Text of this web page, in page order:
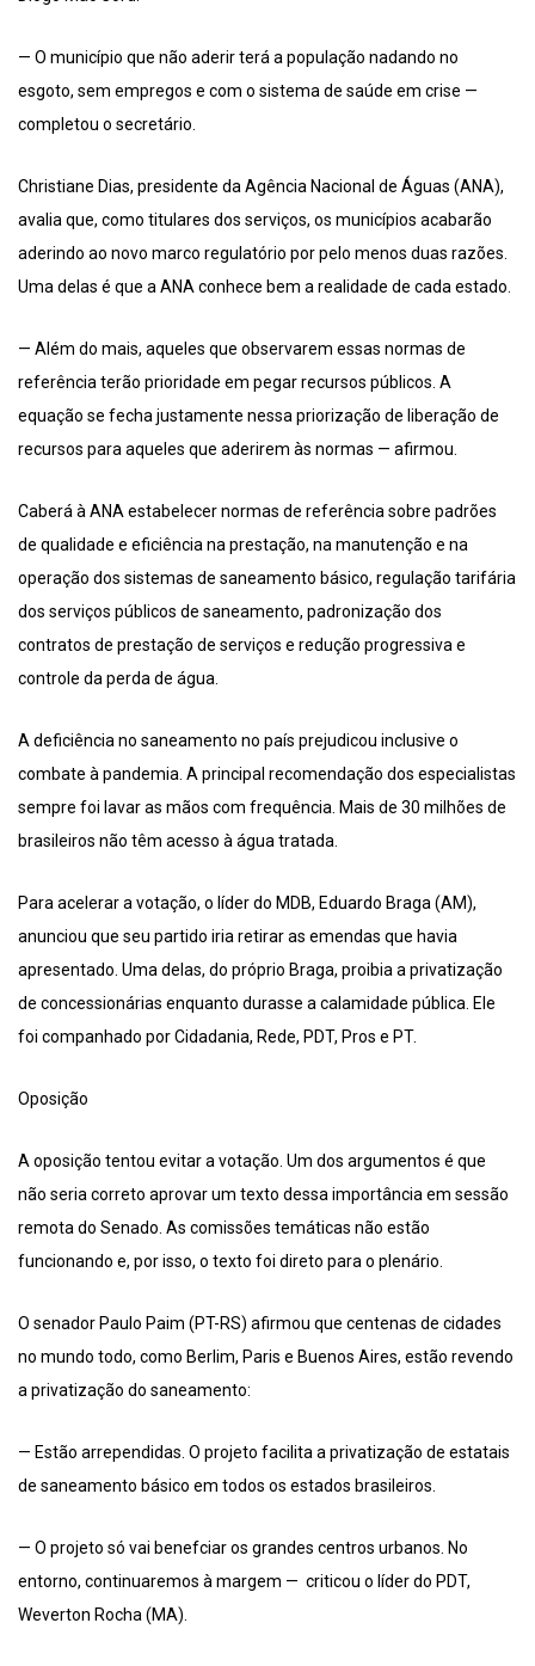
— O município que não aderir terá a população nadando no
esgoto, sem empregos e com o sistema de saúde em crise —
completou o secretário.
Christiane Dias, presidente da Agência Nacional de Águas (ANA),
avalia que, como titulares dos serviços, os municípios acabarão
aderindo ao novo marco regulatório por pelo menos duas razões.
Uma delas é que a ANA conhece bem a realidade de cada estado.
— Além do mais, aqueles que observarem essas normas de
referência terão prioridade em pegar recursos públicos. A
equação se fecha justamente nessa priorização de liberação de
recursos para aqueles que aderirem às normas — afirmou.
Caberá à ANA estabelecer normas de referência sobre padrões
de qualidade e eficiência na prestação, na manutenção e na
operação dos sistemas de saneamento básico, regulação tarifária
dos serviços públicos de saneamento, padronização dos
contratos de prestação de serviços e redução progressiva e
controle da perda de água.
A deficiência no saneamento no país prejudicou inclusive o
combate à pandemia. A principal recomendação dos especialistas
sempre foi lavar as mãos com frequência. Mais de 30 milhões de
brasileiros não têm acesso à água tratada.
Para acelerar a votação, o líder do MDB, Eduardo Braga (AM),
anunciou que seu partido iria retirar as emendas que havia
apresentado. Uma delas, do próprio Braga, proibia a privatização
de concessionárias enquanto durasse a calamidade pública. Ele
foi companhado por Cidadania, Rede, PDT, Pros e PT.
Oposição
A oposição tentou evitar a votação. Um dos argumentos é que
não seria correto aprovar um texto dessa importância em sessão
remota do Senado. As comissões temáticas não estão
funcionando e, por isso, o texto foi direto para o plenário.
O senador Paulo Paim (PT-RS) afirmou que centenas de cidades
no mundo todo, como Berlim, Paris e Buenos Aires, estão revendo
a privatização do saneamento:
— Estão arrependidas. O projeto facilita a privatização de estatais
de saneamento básico em todos os estados brasileiros.
— O projeto só vai benefciar os grandes centros urbanos. No
entorno, continuaremos à margem — criticou o líder do PDT,
Weverton Rocha (MA).